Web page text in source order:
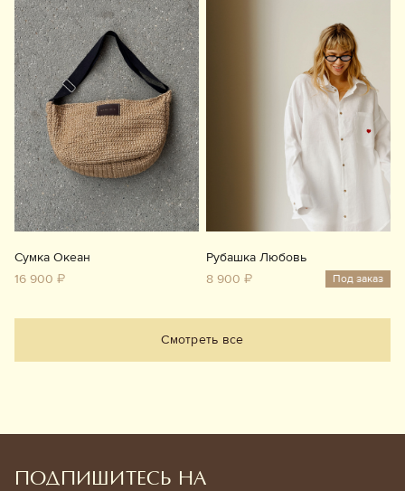
Сумка Океан
16 900 ₽
Рубашка Любовь
8 900 ₽
Под заказ
Смотреть все
ПОДПИШИТЕСЬ НА